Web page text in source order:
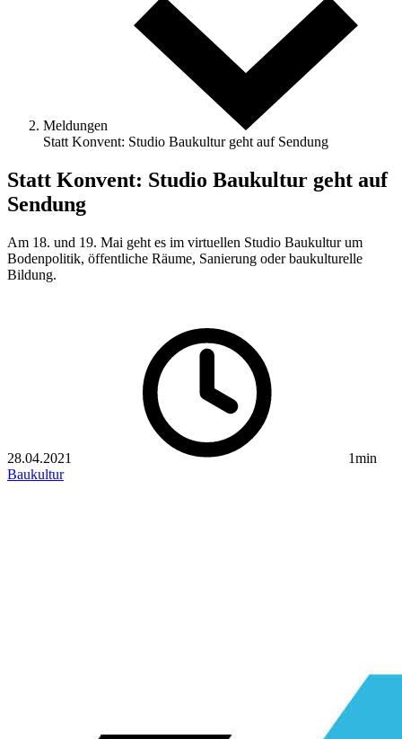
Meldungen
Statt Konvent: Studio Baukultur geht auf Sendung
Statt Konvent: Studio Baukultur geht auf
Sendung
Am 18. und 19. Mai geht es im virtuellen Studio Baukultur um
Bodenpolitik, öffentliche Räume, Sanierung oder baukulturelle
Bildung.
28.04.2021
1min
Baukultur